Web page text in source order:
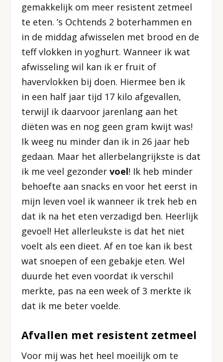
gemakkelijk om meer resistent zetmeel
te eten. ’s Ochtends 2 boterhammen en
in de middag afwisselen met brood en de
teff vlokken in yoghurt. Wanneer ik wat
afwisseling wil kan ik er fruit of
havervlokken bij doen. Hiermee ben ik
in een half jaar tijd 17 kilo afgevallen,
terwijl ik daarvoor jarenlang aan het
diëten was en nog geen gram kwijt was!
Ik weeg nu minder dan ik in 26 jaar heb
gedaan. Maar het allerbelangrijkste is dat
ik me veel gezonder voel! Ik heb minder
behoefte aan snacks en voor het eerst in
mijn leven voel ik wanneer ik trek heb en
dat ik na het eten verzadigd ben. Heerlijk
gevoel! Het allerleukste is dat het niet
voelt als een dieet. Af en toe kan ik best
wat snoepen of een gebakje eten. Wel
duurde het even voordat ik verschil
merkte, pas na een week of 3 merkte ik
dat ik me beter voelde.
Afvallen met resistent zetmeel
Voor mij was het heel moeilijk om te